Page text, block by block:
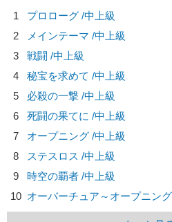
1
プロローグ /中上級
2
メインテーマ /中上級
3
戦闘 /中上級
4
秘宝を求めて /中上級
5
必殺の一撃 /中上級
6
死闘の果てに /中上級
7
オープニング /中上級
8
ステスロス /中上級
9
時空の覇者 /中上級
10 オーバーチュア～オープニン